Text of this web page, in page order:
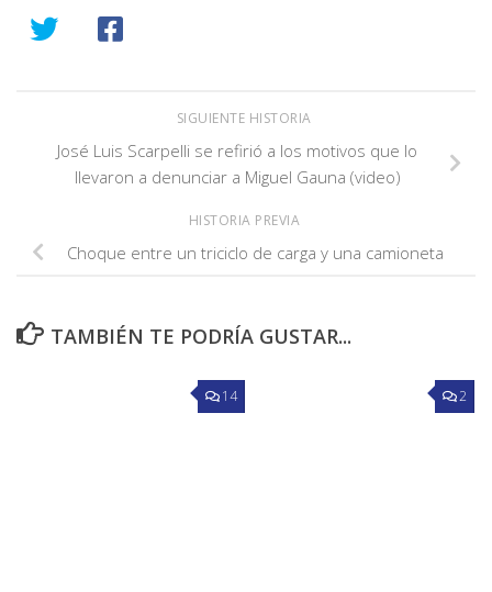
SIGUIENTE HISTORIA
José Luis Scarpelli se refirió a los motivos que lo
llevaron a denunciar a Miguel Gauna (video)
HISTORIA PREVIA
Choque entre un triciclo de carga y una camioneta
TAMBIÉN TE PODRÍA GUSTAR...
14 2